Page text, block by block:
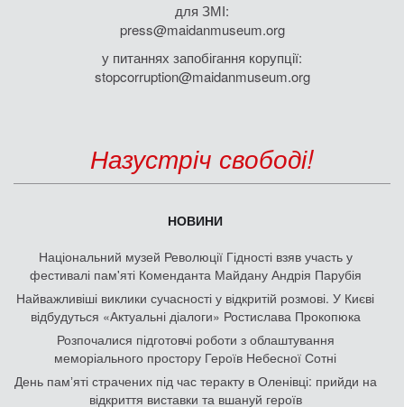
для ЗМІ:
press@maidanmuseum.org
у питаннях запобігання корупції:
stopcorruption@maidanmuseum.org
Назустріч свободі!
НОВИНИ
Національний музей Революції Гідності взяв участь у
фестивалі пам'яті Коменданта Майдану Андрія Парубія
Найважливіші виклики сучасності у відкритій розмові. У Києві
відбудуться «Актуальні діалоги» Ростислава Прокопюка
Розпочалися підготовчі роботи з облаштування
меморіального простору Героїв Небесної Сотні
День памʼяті страчених під час теракту в Оленівці: прийди на
відкриття виставки та вшануй героїв